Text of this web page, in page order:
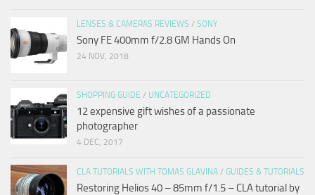
LENSES & CAMERAS REVIEWS / SONY
Sony FE 400mm f/2.8 GM Hands On
24 NOV, 2018
SHOPPING GUIDE / UNCATEGORIZED
12 expensive gift wishes of a passionate
photographer
4 DEC, 2017
CLA TUTORIALS WITH TOMAS GLAVINA / GUIDES & TUTORIALS
Restoring Helios 40 – 85mm f/1.5 – CLA tutorial by